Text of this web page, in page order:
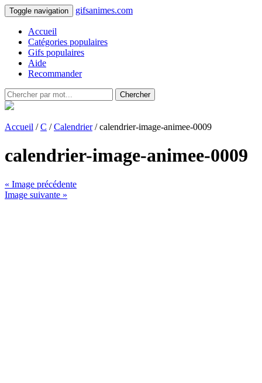
Toggle navigation gifsanimes.com
Accueil
Catégories populaires
Gifs populaires
Aide
Recommander
Chercher
Accueil /C /Calendrier/ calendrier-image-animee-0009
calendrier-image-animee-0009
« Image précédente
Image suivante »